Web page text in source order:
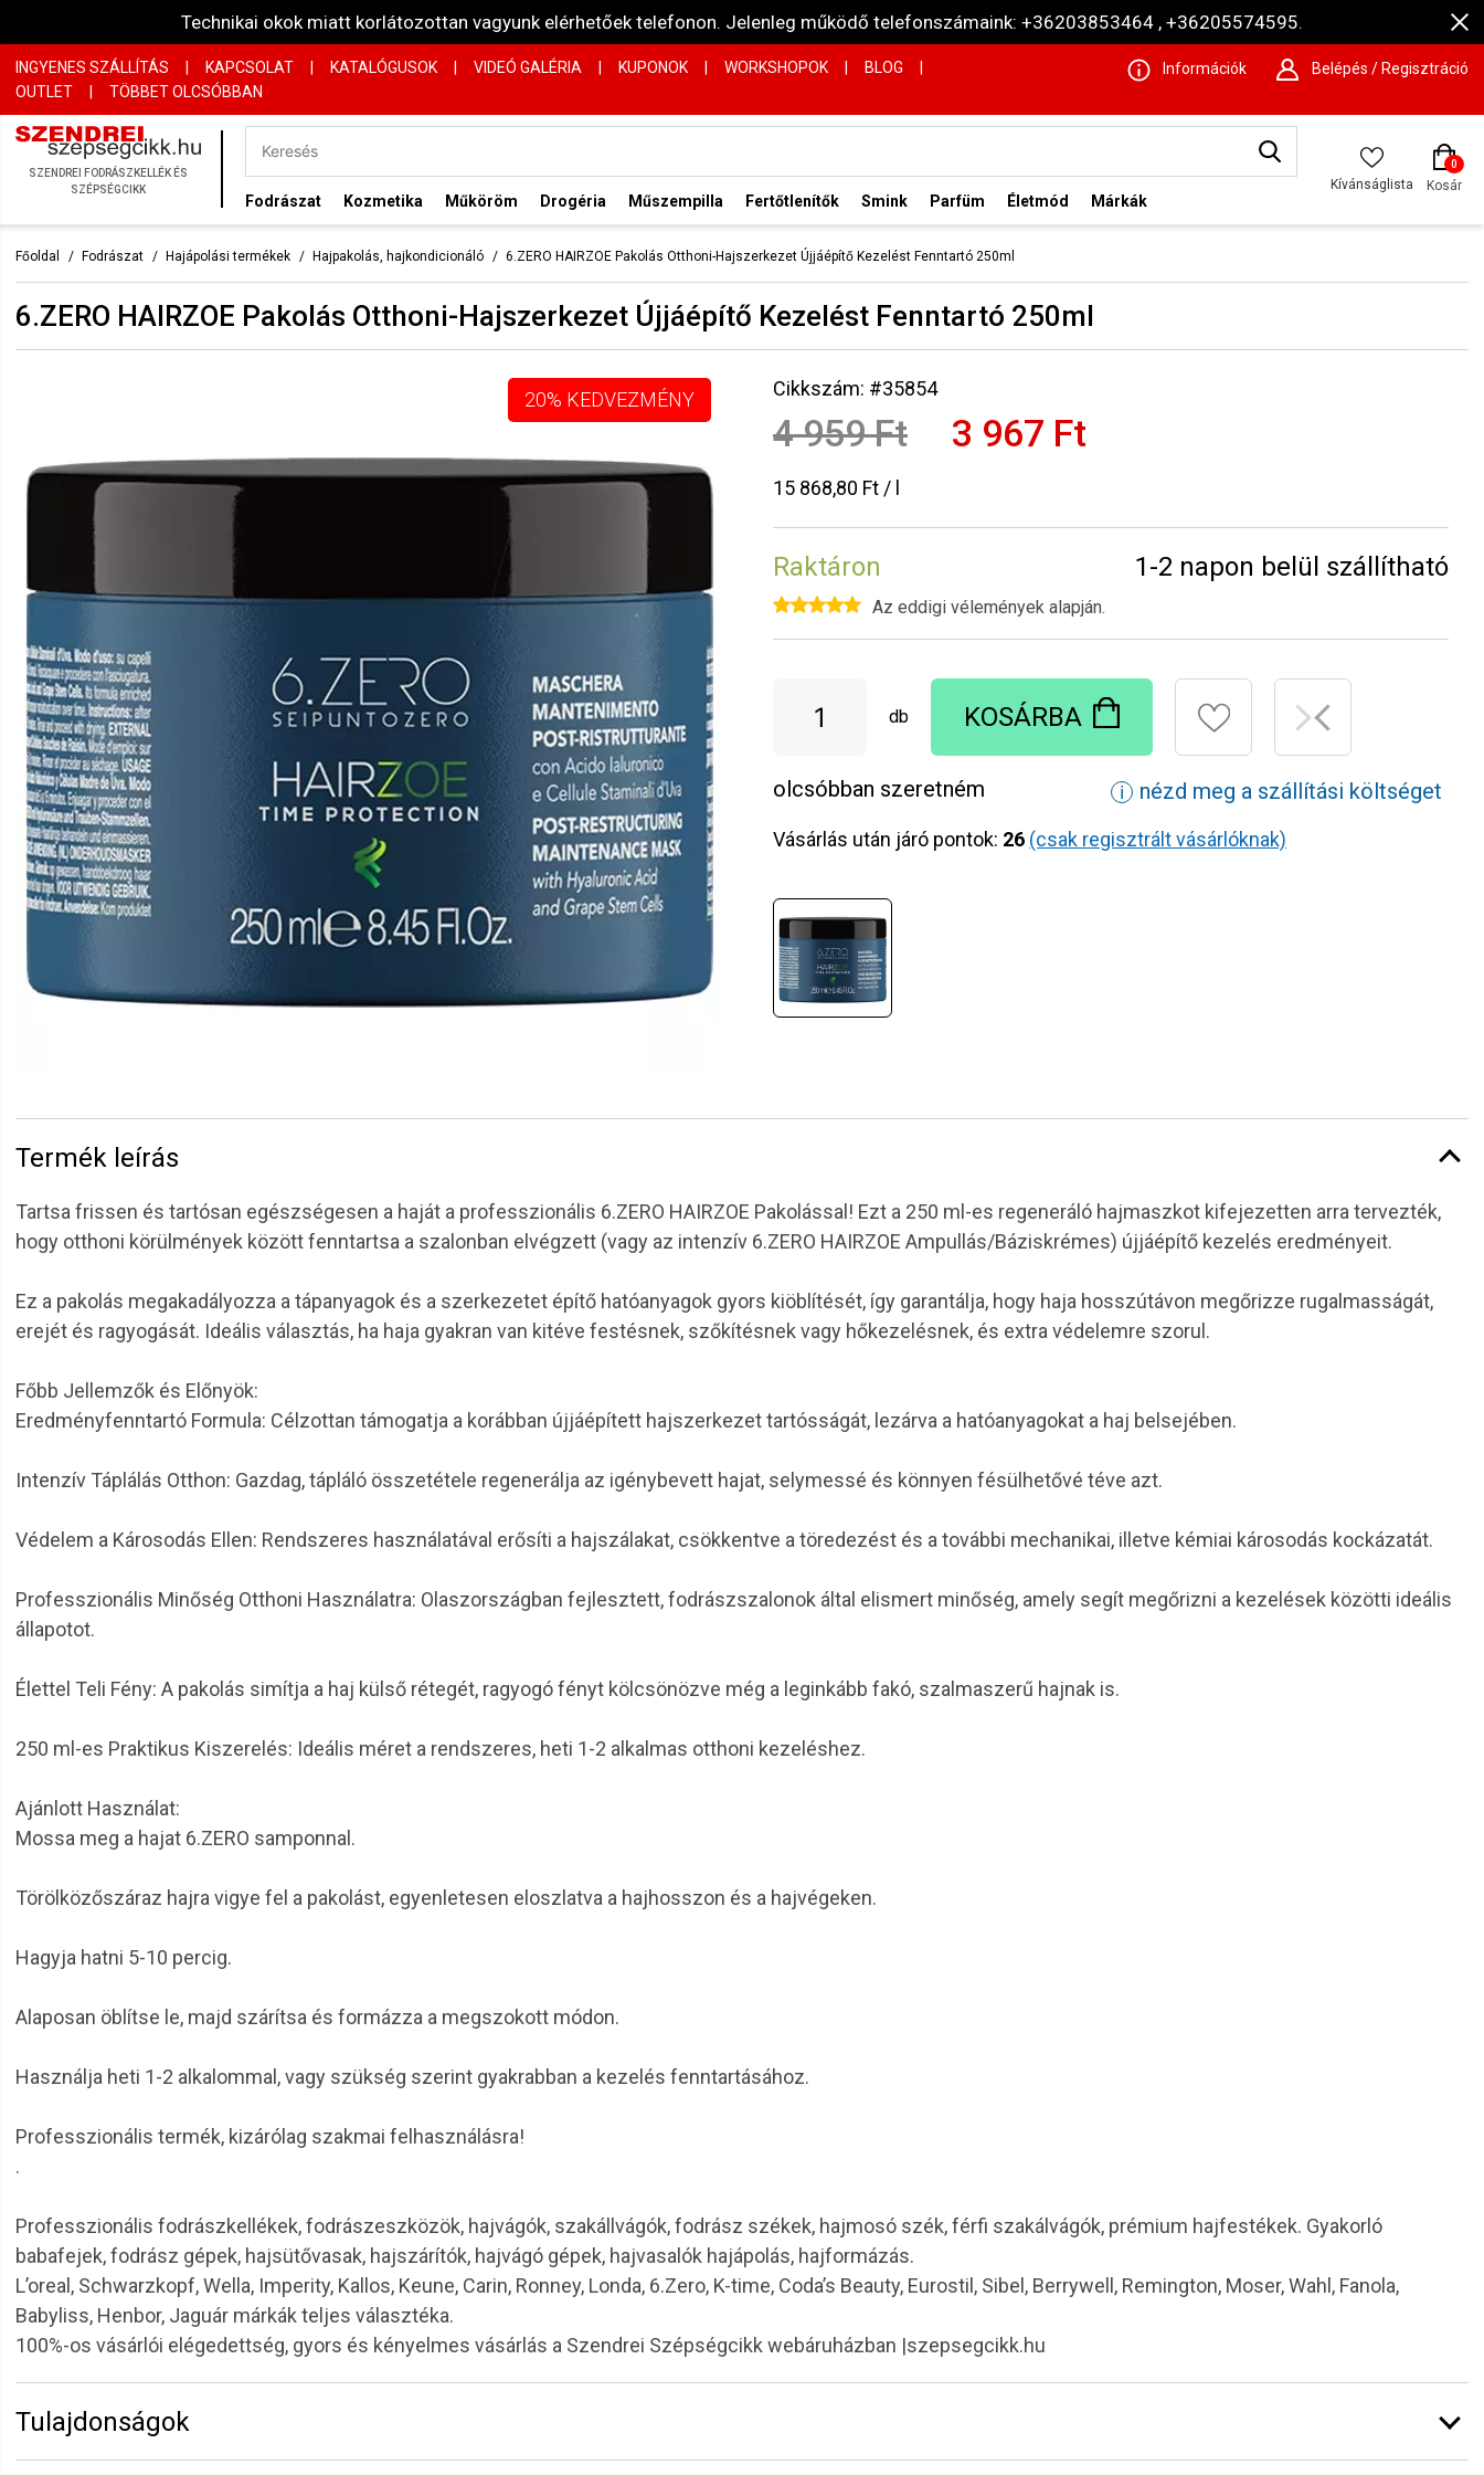
Technikai okok miatt korlátozottan vagyunk elérhetőek telefonon. Jelenleg működő telefonszámaink: +36203853464 , +36205574595.
INGYENES SZÁLLÍTÁS KAPCSOLAT KATALÓGUSOK VIDEÓ GALÉRIA KUPONOK WORKSHOPOK BLOG
OUTLET
| TÖBBET OLCSÓBBAN
Információk Belépés / Regisztráció
SZENDREI FODRÁSZKELLÉK ÉS
SZÉPSÉGCIKK
Fodrászat Kozmetika Műköröm Drogéria Műszempilla Fertőtlenítők Smink Parfüm Életmód Márkák
Kívánságlista
0
Kosár
Főoldal Fodrászat Hajápolási termékek Hajpakolás, hajkondicionáló 6.ZERO HAIRZOE Pakolás Otthoni-Hajszerkezet Újjáépítő Kezelést Fenntartó 250ml
6.ZERO HAIRZOE Pakolás Otthoni-Hajszerkezet Újjáépítő Kezelést Fenntartó 250ml
20% KEDVEZMÉNY Cikkszám: #35854
4 959 Ft 3 967 Ft
15 868,80 Ft / l
Raktáron 1-2 napon belül szállítható
Az eddigi vélemények alapján.
db KOSÁRBA
olcsóbban szeretném ℹ nézd meg a szállítási költséget
Vásárlás után járó pontok: 26 (csak regisztrált vásárlóknak)
Termék leírás
Tartsa frissen és tartósan egészségesen a haját a professzionális 6.ZERO HAIRZOE Pakolással! Ezt a 250 ml-es regeneráló hajmaszkot kifejezetten arra tervezték,
hogy otthoni körülmények között fenntartsa a szalonban elvégzett (vagy az intenzív 6.ZERO HAIRZOE Ampullás/Báziskrémes) újjáépítő kezelés eredményeit.
Ez a pakolás megakadályozza a tápanyagok és a szerkezetet építő hatóanyagok gyors kiöblítését, így garantálja, hogy haja hosszútávon megőrizze rugalmasságát,
erejét és ragyogását. Ideális választás, ha haja gyakran van kitéve festésnek, szőkítésnek vagy hőkezelésnek, és extra védelemre szorul.
Főbb Jellemzők és Előnyök:
Eredményfenntartó Formula: Célzottan támogatja a korábban újjáépített hajszerkezet tartósságát, lezárva a hatóanyagokat a haj belsejében.
Intenzív Táplálás Otthon: Gazdag, tápláló összetétele regenerálja az igénybevett hajat, selymessé és könnyen fésülhetővé téve azt.
Védelem a Károsodás Ellen: Rendszeres használatával erősíti a hajszálakat, csökkentve a töredezést és a további mechanikai, illetve kémiai károsodás kockázatát.
Professzionális Minőség Otthoni Használatra: Olaszországban fejlesztett, fodrászszalonok által elismert minőség, amely segít megőrizni a kezelések közötti ideális
állapotot.
Élettel Teli Fény: A pakolás simítja a haj külső rétegét, ragyogó fényt kölcsönözve még a leginkább fakó, szalmaszerű hajnak is.
250 ml-es Praktikus Kiszerelés: Ideális méret a rendszeres, heti 1-2 alkalmas otthoni kezeléshez.
Ajánlott Használat:
Mossa meg a hajat 6.ZERO samponnal.
Törölközőszáraz hajra vigye fel a pakolást, egyenletesen eloszlatva a hajhosszon és a hajvégeken.
Hagyja hatni 5-10 percig.
Alaposan öblítse le, majd szárítsa és formázza a megszokott módon.
Használja heti 1-2 alkalommal, vagy szükség szerint gyakrabban a kezelés fenntartásához.
Professzionális termék, kizárólag szakmai felhasználásra!
.
Professzionális fodrászkellékek, fodrászeszközök, hajvágók, szakállvágók, fodrász székek, hajmosó szék, férfi szakálvágók, prémium hajfestékek. Gyakorló
babafejek, fodrász gépek, hajsütővasak, hajszárítók, hajvágó gépek, hajvasalók hajápolás, hajformázás.
L’oreal, Schwarzkopf, Wella, Imperity, Kallos, Keune, Carin, Ronney, Londa, 6.Zero, K-time, Coda’s Beauty, Eurostil, Sibel, Berrywell, Remington, Moser, Wahl, Fanola,
Babyliss, Henbor, Jaguár márkák teljes választéka.
100%-os vásárlói elégedettség, gyors és kényelmes vásárlás a Szendrei Szépségcikk webáruházban |szepsegcikk.hu
Tulajdonságok